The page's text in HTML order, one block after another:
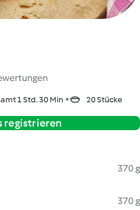
1 Std. 30 Min 20 Stücke
registrieren
370 g
370 g